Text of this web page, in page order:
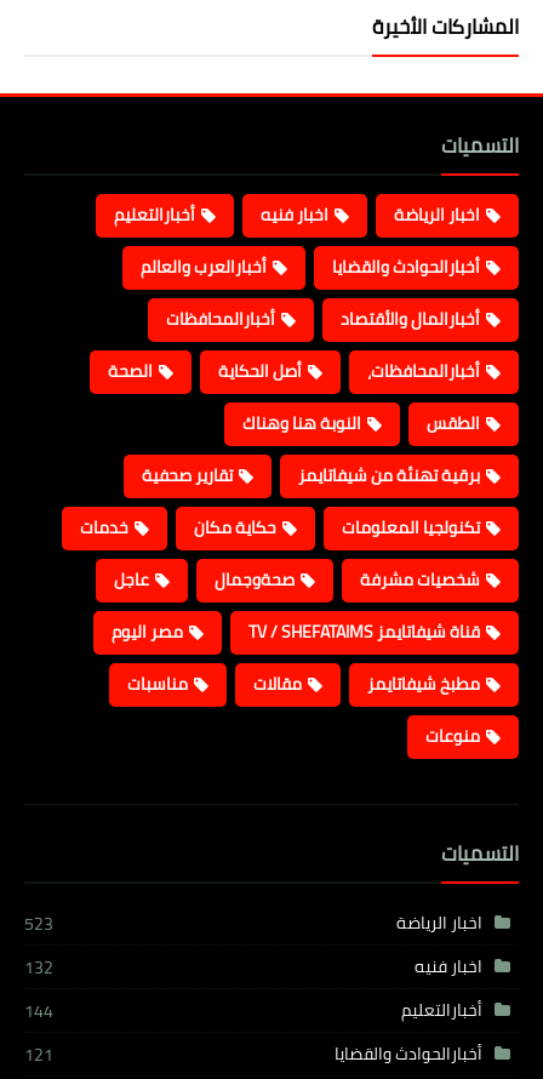
المشاركات الأخيرة
التسميات
اخبار الرياضة اخبار فنيه
أخبارالتعليم
أخبارالحوادث والقضايا
أخبارالعرب والعالم
أخبارالمال والأقتصاد
أخبارالمحافظات
أخبارالمحافظات،
أصل الحكاية
الصحة
الطقس
النوبة هنا وهناك
برقية تهنئة من شيفاتايمز
تقارير صحفية
تكنولجيا المعلومات
حكاية مكان
خدمات
شخصيات مشرفة
صحةوجمال
عاجل
قناة شيفاتايمز TV / SHEFATAIMS
مصر اليوم
مطبخ شيفاتايمز
مقالات
مناسبات
منوعات
التسميات
اخبار الرياضة
523
اخبار فنيه
132
أخبارالتعليم
144
أخبارالحوادث والقضايا
121